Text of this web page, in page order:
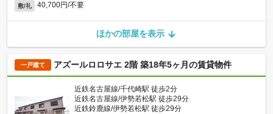
敷/礼 40,700円/不要
ほかの部屋を表示
一戸建て アズールロロサエ 2階 築18年5ヶ月の賃貸物件
近鉄名古屋線/千代崎駅 徒歩2分
近鉄名古屋線/伊勢若松駅 徒歩29分
近鉄鈴鹿線/伊勢若松駅 徒歩29分